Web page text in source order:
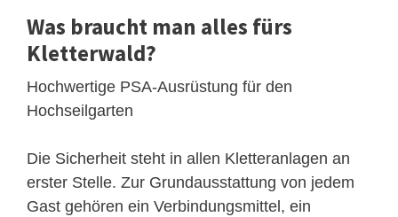
Was braucht man alles fürs
Kletterwald?
Hochwertige PSA-Ausrüstung für den
Hochseilgarten
Die Sicherheit steht in allen Kletteranlagen an
erster Stelle. Zur Grundausstattung von jedem
Gast gehören ein Verbindungsmittel, ein